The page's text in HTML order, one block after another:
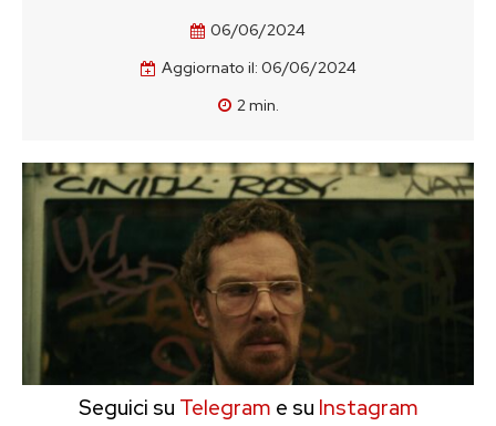
06/06/2024
Aggiornato il: 06/06/2024
2min.
Seguici su Telegram e su Instagram